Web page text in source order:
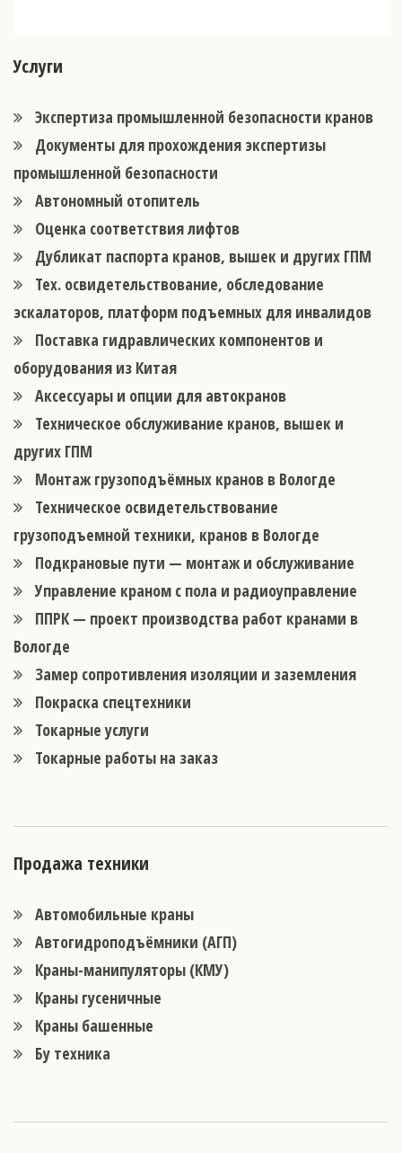
Услуги
Экспертиза промышленной безопасности кранов
Документы для прохождения экспертизы
промышленной безопасности
Автономный отопитель
Оценка соответствия лифтов
Дубликат паспорта кранов, вышек и других ГПМ
Тех. освидетельствование, обследование
эскалаторов, платформ подъемных для инвалидов
Поставка гидравлических компонентов и
оборудования из Китая
Аксессуары и опции для автокранов
Техническое обслуживание кранов, вышек и
других ГПМ
Монтаж грузоподъёмных кранов в Вологде
Техническое освидетельствование
грузоподъемной техники, кранов в Вологде
Подкрановые пути — монтаж и обслуживание
Управление краном с пола и радиоуправление
ППРК — проект производства работ кранами в
Вологде
Замер сопротивления изоляции и заземления
Покраска спецтехники
Токарные услуги
Токарные работы на заказ
Продажа техники
Автомобильные краны
Автогидроподъёмники (АГП)
Краны-манипуляторы (КМУ)
Краны гусеничные
Краны башенные
Бу техника